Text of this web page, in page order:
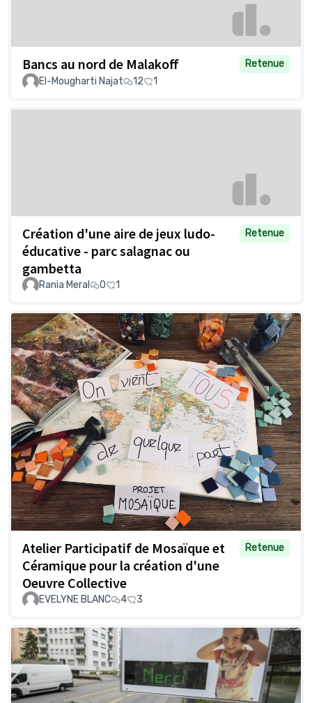
Bancs au nord de Malakoff
Retenue
El-Mougharti Najat
12 1
Création d'une aire de jeux ludo-
éducative - parc salagnac ou
gambetta
Retenue
Rania Meral 0 1
Atelier Participatif de Mosaïque et
Céramique pour la création d'une
Oeuvre Collective
Retenue
EVELYNE BLANC 4 3